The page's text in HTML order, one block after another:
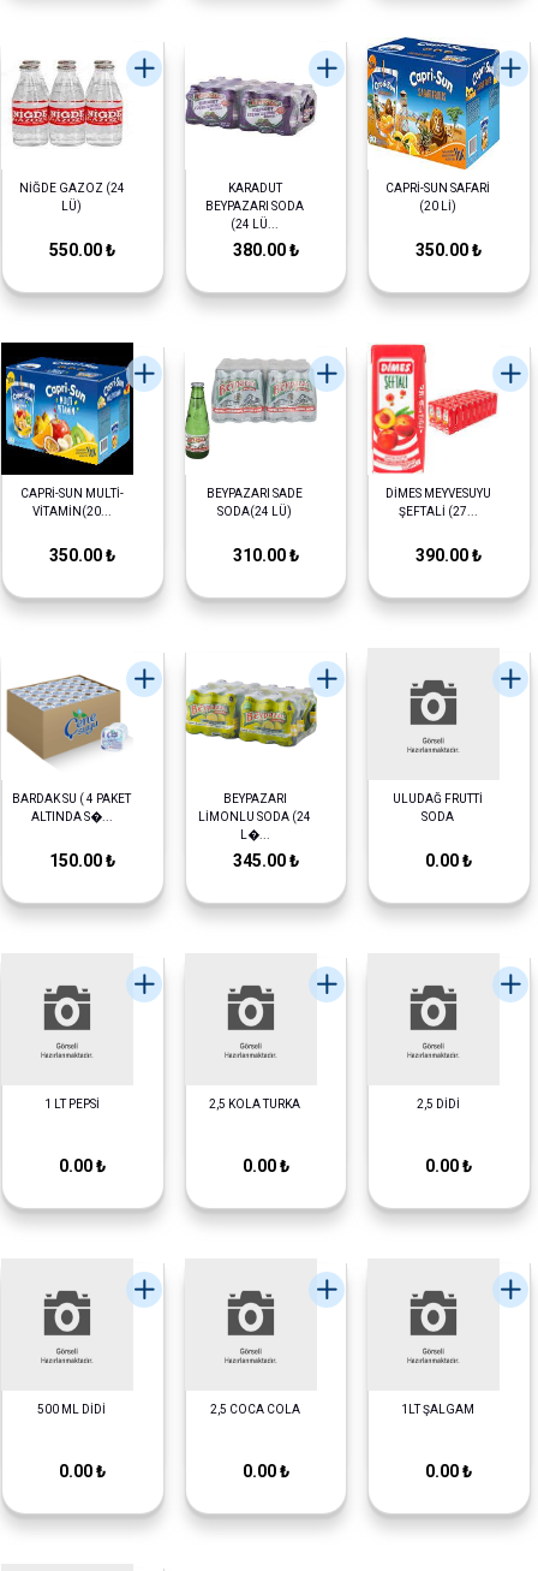
NİĞDE GAZOZ (24
LÜ)
550.00 ₺
KARADUT
BEYPAZARI SODA
(24 LÜ...
380.00 ₺
CAPRİ-SUN SAFARİ
(20 Lİ)
350.00 ₺
CAPRİ-SUN MULTİ-
VİTAMİN(20...
350.00 ₺
BEYPAZARI SADE
SODA(24 LÜ)
310.00 ₺
DİMES MEYVESUYU
ŞEFTALİ (27...
390.00 ₺
BARDAK SU ( 4 PAKET
ALTINDA S�...
150.00 ₺
BEYPAZARI
LİMONLU SODA (24
L�...
345.00 ₺
ULUDAĞ FRUTTİ
SODA
0.00 ₺
1 LT PEPSİ
0.00 ₺
2,5 KOLA TURKA
0.00 ₺
2,5 DİDİ
0.00 ₺
500 ML DİDİ
0.00 ₺
2,5 COCA COLA
0.00 ₺
1LT ŞALGAM
0.00 ₺